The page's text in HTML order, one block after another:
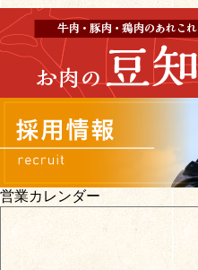
営業カレンダー